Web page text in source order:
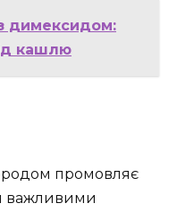
димексидом:
кашлю
промовляє
важливими